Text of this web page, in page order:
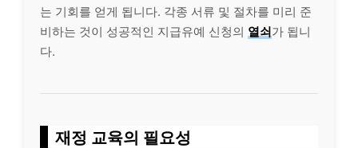
는 기회를 얻게 됩니다. 각종 서류 및 절차를 미리 준
비하는 것이 성공적인 지급유예 신청의 열쇠가 됩니
다.
재정 교육의 필요성